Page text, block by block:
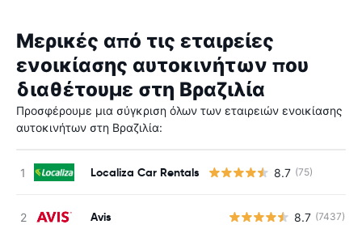
Μερικές από τις εταιρείες
ενοικίασης αυτοκινήτων που
διαθέτουμε στη Βραζιλία
Προσφέρουμε μια σύγκριση όλων των εταιρειών ενοικίασης
αυτοκινήτων στη Βραζιλία:
Localiza Car Rentals 8.7 (75)
Avis 8.7 (7437)